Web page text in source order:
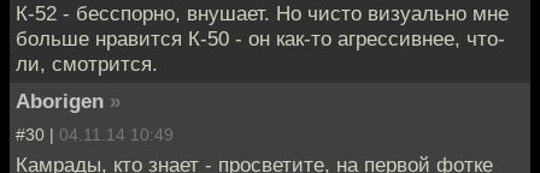
К-52 - бесспорно, внушает. Но чисто визуально мне
больше нравится К-50 - он как-то агрессивнее, что-
ли, смотрится.
Aborigen »
#30 | 04.11.14 10:49
Камрады, кто знает - просветите, на первой фотке